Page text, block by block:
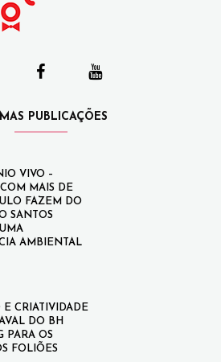
PUBLICAÇÕES
VIVO –
MAIS DE
FAZEM DO
SANTOS
AMBIENTAL
E CRIATIVIDADE
DO BH
PARA OS
FOLIÕES